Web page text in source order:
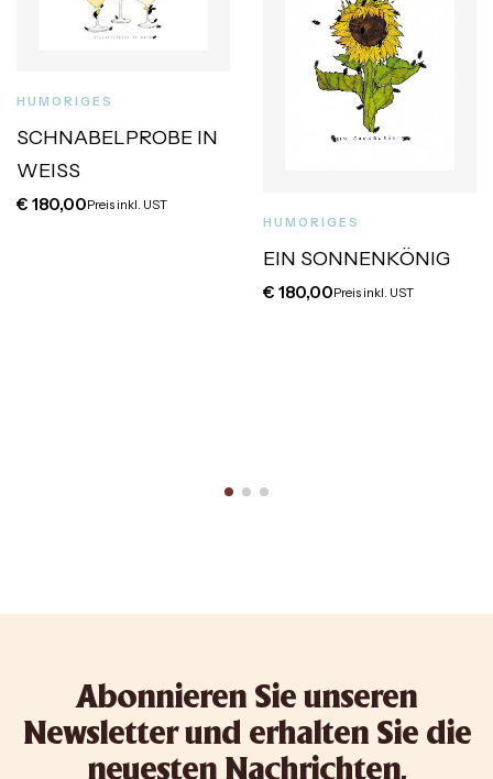
HUMORIGES
SCHNABELPROBE IN
WEISS
€ 180,00Preis inkl. UST
HUMORIGES
EIN SONNENKÖNIG
€ 180,00Preis inkl. UST
Abonnieren Sie unseren
Newsletter und erhalten Sie die
neuesten Nachrichten,